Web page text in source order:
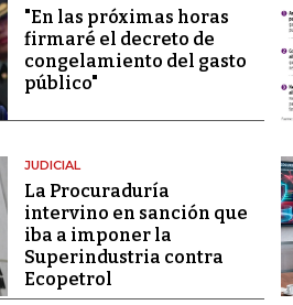
"En las próximas horas
firmaré el decreto de
congelamiento del gasto
público"
JUDICIAL
La Procuraduría
intervino en sanción que
iba a imponer la
Superindustria contra
Ecopetrol